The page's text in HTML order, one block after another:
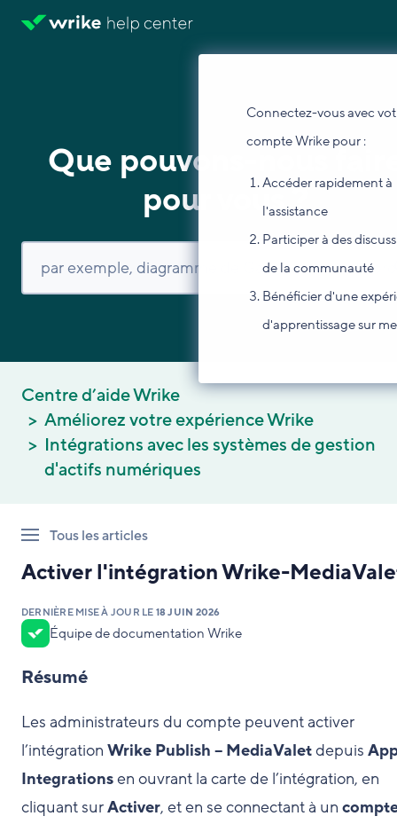
Connectez-vous avec
compte Wrike pour :
Accéder rapidement à
l'assistance
Participer à des
de la communauté
Bénéficier d'une
d'apprentissage sur
Que pouvons-nous
pour vous ?
Centre d’aide Wrike
Améliorez votre expérience Wrike
Intégrations avec les systèmes de gestion
d'actifs numériques
Tous les articles
Activer l'intégration Wrike-
DERNIÈRE MISE À JOUR LE 18 JUIN 2026
Équipe de documentation Wrike
Résumé
Les administrateurs du compte peuvent activer
l’intégration Wrike Publish – MediaValetdepuis
Integrationsen ouvrant la carte de l’intégration, en
cliquant surActiver, et en se connectant à un